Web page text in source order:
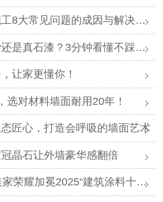
大常见问题的成因与解决方案
真石漆？3分钟看懂不踩坑！
让家更懂你！
选对材料墙面耐用20年！
匠心，打造会呼吸的墙面艺术
晶石让外墙豪华感翻倍
耀加冕2025“建筑涂料十大品牌”